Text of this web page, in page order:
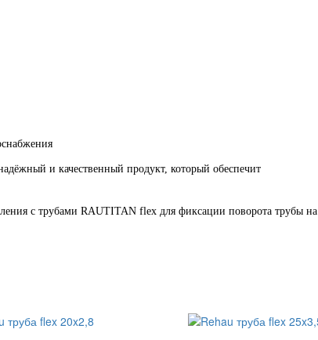
и качественный продукт, который обеспечит
с трубами RAUTITAN flex для фиксации поворота трубы на